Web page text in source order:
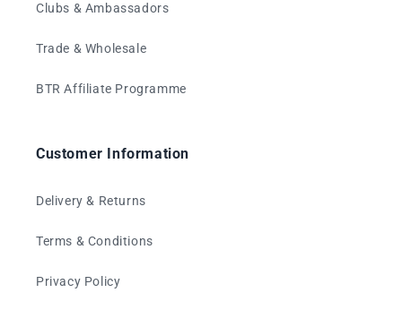
Clubs & Ambassadors
Trade & Wholesale
BTR Affiliate Programme
Customer Information
Delivery & Returns
Terms & Conditions
Privacy Policy